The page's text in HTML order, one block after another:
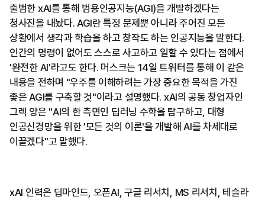
출범한 xAI를 통해 범용인공지능(AGI)을 개발하겠다는
청사진을 내놨다. AGI란 특정 문제뿐 아니라 주어진 모든
상황에서 생각과 학습을 하고 창작도 하는 인공지능을 말한다.
인간의 명령이 없어도 스스로 사고하고 일할 수 있다는 점에서
'완전한 AI'라고도 한다. 머스크는 14일 트위터를 통해 이 같은
내용을 전하며 "우주를 이해하려는 가장 중요한 목적을 가진
좋은 AGI를 구축할 것"이라고 설명했다. xAI의 공동 창업자인
그렉 양은 "AI의 한 측면인 딥러닝 수학을 탐구하고, 대형
인공신경망을 위한 '모든 것의 이론'을 개발해 AI를 차세대로
이끌겠다"고 말했다.
xAI 인력은 딥마인드, 오픈AI, 구글 리서치, MS 리서치, 테슬라